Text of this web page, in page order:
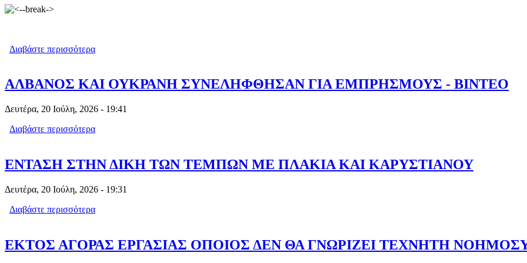
Διαβάστε περισσότερα
ΑΛΒΑΝΟΣ ΚΑΙ ΟΥΚΡΑΝΗ ΣΥΝΕΛΗΦΘΗΣΑΝ ΓΙΑ ΕΜΠΡΗΣΜΟΥΣ - ΒΙΝΤΕΟ
Δευτέρα, 20 Ιούλη, 2026 - 19:41
Διαβάστε περισσότερα
ΕΝΤΑΣΗ ΣΤΗΝ ΔΙΚΗ ΤΩΝ ΤΕΜΠΩΝ ΜΕ ΠΛΑΚΙΑ ΚΑΙ ΚΑΡΥΣΤΙΑΝΟΥ
Δευτέρα, 20 Ιούλη, 2026 - 19:31
Διαβάστε περισσότερα
ΕΚΤΟΣ ΑΓΟΡΑΣ ΕΡΓΑΣΙΑΣ ΟΠΟΙΟΣ ΔΕΝ ΘΑ ΓΝΩΡΙΖΕΙ ΤΕΧΝΗΤΗ